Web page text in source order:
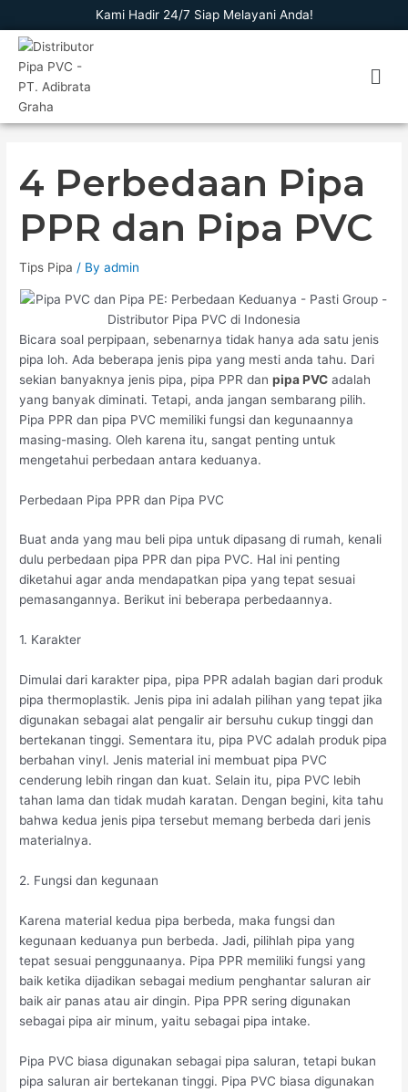
to
content
Kami Hadir 24/7 Siap Melayani Anda!
4 Perbedaan Pipa
PPR dan Pipa PVC
Tips Pipa / Byadmin
Bicara soal perpipaan, sebenarnya tidak hanya ada satu jenis
pipa loh. Ada beberapa jenis pipa yang mesti anda tahu. Dari
sekian banyaknya jenis pipa, pipa PPR danpipa PVC adalah
yang banyak diminati. Tetapi, anda jangan sembarang pilih.
Pipa PPR dan pipa PVC memiliki fungsi dan kegunaannya
masing-masing. Oleh karena itu, sangat penting untuk
mengetahui perbedaan antara keduanya.
Perbedaan Pipa PPR dan Pipa PVC
Buat anda yang mau beli pipa untuk dipasang di rumah, kenali
dulu perbedaan pipa PPR dan pipa PVC. Hal ini penting
diketahui agar anda mendapatkan pipa yang tepat sesuai
pemasangannya. Berikut ini beberapa perbedaannya.
1. Karakter
Dimulai dari karakter pipa, pipa PPR adalah bagian dari produk
pipa thermoplastik. Jenis pipa ini adalah pilihan yang tepat jika
digunakan sebagai alat pengalir air bersuhu cukup tinggi dan
bertekanan tinggi. Sementara itu, pipa PVC adalah produk pipa
berbahan vinyl. Jenis material ini membuat pipa PVC
cenderung lebih ringan dan kuat. Selain itu, pipa PVC lebih
tahan lama dan tidak mudah karatan. Dengan begini, kita tahu
bahwa kedua jenis pipa tersebut memang berbeda dari jenis
materialnya.
2. Fungsi dan kegunaan
Karena material kedua pipa berbeda, maka fungsi dan
kegunaan keduanya pun berbeda. Jadi, pilihlah pipa yang
tepat sesuai penggunaanya. Pipa PPR memiliki fungsi yang
baik ketika dijadikan sebagai medium penghantar saluran air
baik air panas atau air dingin. Pipa PPR sering digunakan
sebagai pipa air minum, yaitu sebagai pipa intake.
Pipa PVC biasa digunakan sebagai pipa saluran, tetapi bukan
pipa saluran air bertekanan tinggi. Pipa PVC biasa digunakan